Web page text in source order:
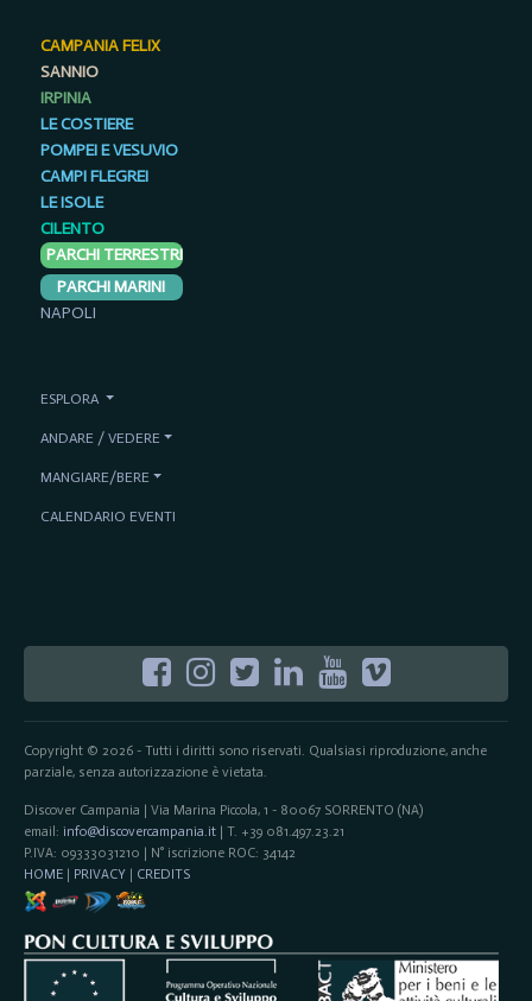
Copyright © 2026 - Tutti i diritti sono riservati. Qualsiasi riproduzione, anche
parziale, senza autorizzazione è vietata.
Discover Campania | Via Marina Piccola, 1 - 80067 SORRENTO (NA)
email: info@discovercampania.it| T. +39 081.497.23.21
P.IVA: 09333031210 | N° iscrizione ROC: 34142
HOME| PRIVACY | CREDITS
CAMPANIA FELIX
SANNIO
IRPINIA
LE COSTIERE
POMPEI E VESUVIO
CAMPI FLEGREI
LE ISOLE
CILENTO
PARCHI TERRESTRI
PARCHI MARINI
NAPOLI
ESPLORA
ANDARE / VEDERE
MANGIARE/BERE
CALENDARIO EVENTI